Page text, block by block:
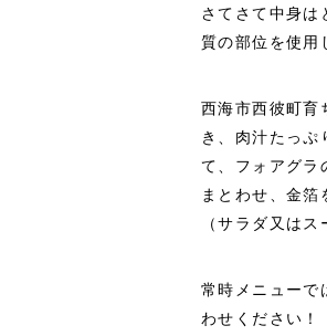
さてさて中身は
質の部位を使用
西海市西彼町育
き、肉汁たっぷ
て、フォアグラ
まとわせ、金箔
（サラダ又は
常時メニューで
わせください！